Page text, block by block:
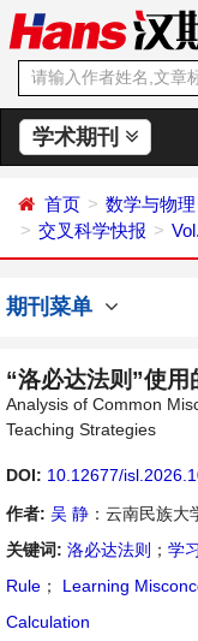
学术期刊
首页 数学与物理
交叉科学快报
期刊菜单
“洛必达法则”使
Analysis of Common
Teaching Strategies
DOI: 10.12677/
作者: 吴 静 ：云南民族
关键词: 洛必达法则 ； 学
Rule ； Learning
Calculation